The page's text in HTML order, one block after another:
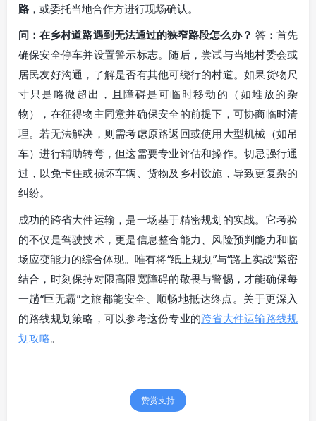
路 ，或委托当地合作方进行现场确认。
问：在乡村道路遇到无法通过的狭窄路段怎么办？ 答：首先
确保安全停车并设置警示标志。随后，尝试与当地村委会或
居民友好沟通，了解是否有其他可绕行的村道。如果货物尺
寸只是略微超出，且障碍是可临时移动的（如堆放的杂
物），在征得物主同意并确保安全的前提下，可协商临时清
理。若无法解决，则需考虑原路返回或使用大型机械（如吊
车）进行辅助转弯，但这需要专业评估和操作。切忌强行通
过，以免卡住或损坏车辆、货物及乡村设施，导致更复杂的
纠纷。
成功的跨省大件运输，是一场基于精密规划的实战。它考验
的不仅是驾驶技术，更是信息整合能力、风险预判能力和临
场应变能力的综合体现。唯有将“纸上规划”与“路上实战”紧密
结合，时刻保持对限高限宽障碍的敬畏与警惕，才能确保每
一趟“巨无霸”之旅都能安全、顺畅地抵达终点。关于更深入
的路线规划策略，可以参考这份专业的跨省大件运输路线规
划攻略。
赞赏支持